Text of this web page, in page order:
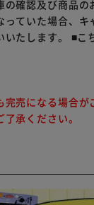
確認及び商品の
ていた場合、
たします。 ■こ
売になる場合
承ください。